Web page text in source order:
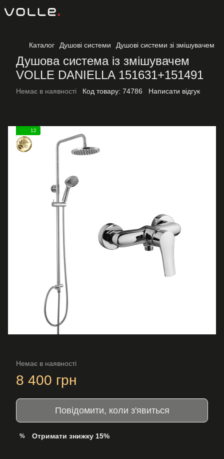
Каталог Душові системи Душові системи зі змішувачем
Душова система із змішувачем
VOLLE DANIELLA 151631+151491
Немає в наявності Код товару: 74786 Написати відгук
12
Немає в наявності
8 400 грн
Повідомити, коли з'явиться
% Отримати знижку 15%